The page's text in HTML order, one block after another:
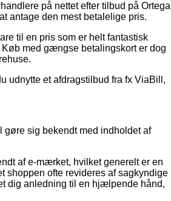
på nettet efter tilbud på Ortega
antage den mest betalelige pris.
til en pris som er helt fantastisk
med gængse betalingskort er dog
udnytte et afdragstilbud fra fx ViaBill,
gøre sig bekendt med indholdet af
af e-mærket, hvilket generelt er en
shoppen ofte revideres af sagkyndige
dig anledning til en hjælpende hånd,